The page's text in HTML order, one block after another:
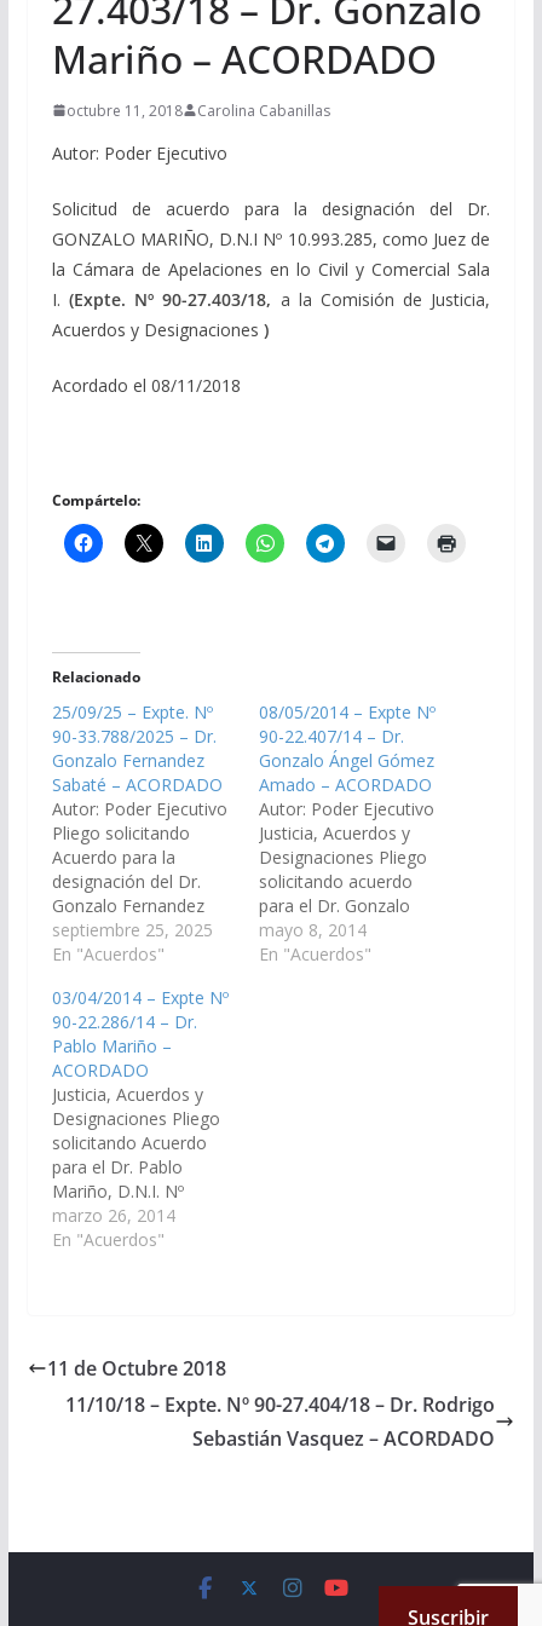
Mariño – ACORDADO
octubre 11, 2018 Carolina Cabanillas
Autor: Poder Ejecutivo
Solicitud de acuerdo para la designación del Dr.
GONZALO MARIÑO, D.N.I Nº 10.993.285, como Juez de
la Cámara de Apelaciones en lo Civil y Comercial Sala
I. (Expte. Nº 90-27.403/18, a la Comisión de Justicia,
Acuerdos y Designaciones )
Acordado el 08/11/2018
Compártelo:
Relacionado
25/09/25 – Expte. Nº
90-33.788/2025 – Dr.
Gonzalo Fernandez
Sabaté – ACORDADO
Autor: Poder Ejecutivo
Pliego solicitando
Acuerdo para la
designación del Dr.
Gonzalo Fernandez
Sabaté, D.N.I. N°
31.338.402, como Juez
en lo Contencioso
Administrativo de
Primera Nominación
del Distrito Judicial del
Centro. (Expte. Nº 90-
33.788/2025, a la
Comisión de Justicia,
Acuerdos y
Designaciones).
Acordado, el
30/10/2025.
septiembre 25, 2025
En "Acuerdos"
08/05/2014 – Expte Nº
90-22.407/14 – Dr.
Gonzalo Ángel Gómez
Amado – ACORDADO
Autor: Poder Ejecutivo
Justicia, Acuerdos y
Designaciones Pliego
solicitando acuerdo
para el Dr. Gonzalo
Ángel Gómez Amado,
DNI N° 27.972.449, en
mayo 8, 2014
En "Acuerdos"
03/04/2014 – Expte Nº
90-22.286/14 – Dr.
Pablo Mariño –
ACORDADO
Justicia, Acuerdos y
Designaciones Pliego
solicitando Acuerdo
para el Dr. Pablo
Mariño, D.N.I. Nº
16.128.484, en el cargo
de Juez de la Sala III
03/04/2014
marzo 26, 2014
En "Acuerdos"
11 de Octubre 2018
11/10/18 – Expte. Nº 90-27.404/18 – Dr. Rodrigo
Sebastián Vasquez – ACORDADO
. All rights reserved.
Suscribir